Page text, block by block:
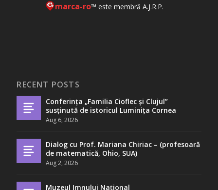
marca-ro™ este membră A.J.R.P.
RECENT POSTS
Conferința „Familia Cioflec și Clujul”
susținută de istoricul Luminița Cornea
Aug 6, 2026
Dialog cu Prof. Mariana Chiriac – (profesoară
de matematică, Ohio, SUA)
Aug 2, 2026
Muzeul Imnului Național